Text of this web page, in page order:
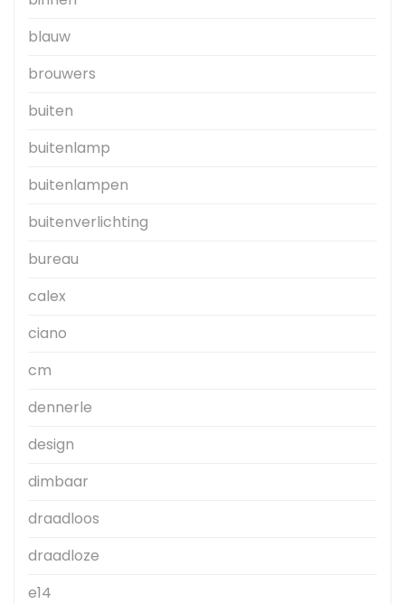
blauw
brouwers
buiten
buitenlamp
buitenlampen
buitenverlichting
bureau
calex
ciano
cm
dennerle
design
dimbaar
draadloos
draadloze
e14